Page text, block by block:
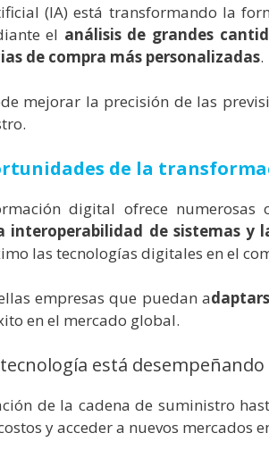
(IA) está transformando la
el análisis de grandes
de compra más personalizadas.
mejorar la precisión de las
de la
digital ofrece numerosas
interoperabilidad de sistemas y
las tecnologías digitales en el
empresas que puedan a
en el mercado global.
está
de la cadena de suministro
y acceder a nuevos mercados